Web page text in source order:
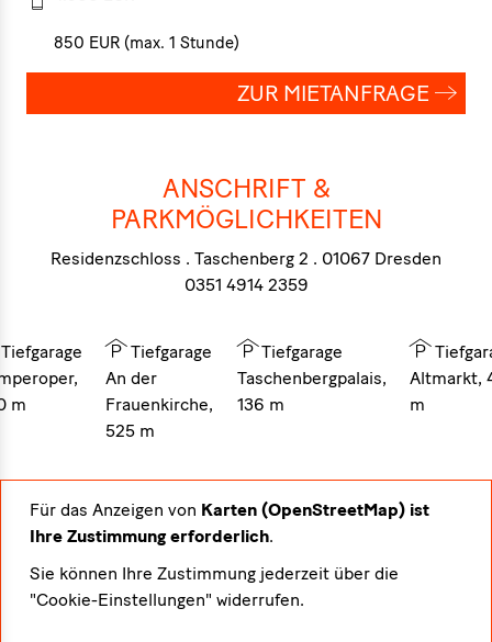
850 EUR (max. 1 Stunde)
ZUR MIETANFRAGE
ANSCHRIFT &
PARKMÖGLICHKEITEN
Residenzschloss . Taschenberg 2 . 01067 Dresden
0351 4914 2359
Tiefgarage
m
Tiefgarage
An der
Frauenkirche,
525 m
Tiefgarage
Taschenbergpalais,
136 m
Altmarkt,
m
Für das Anzeigen von Karten (OpenStreetMap) ist
Ihre Zustimmung erforderlich.
Sie können Ihre Zustimmung jederzeit über die
"Cookie-Einstellungen" widerrufen.